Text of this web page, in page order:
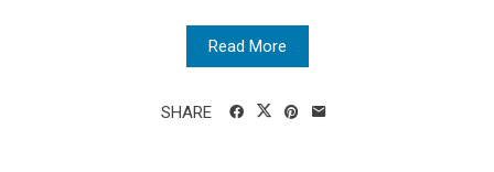
Read More
SHARE